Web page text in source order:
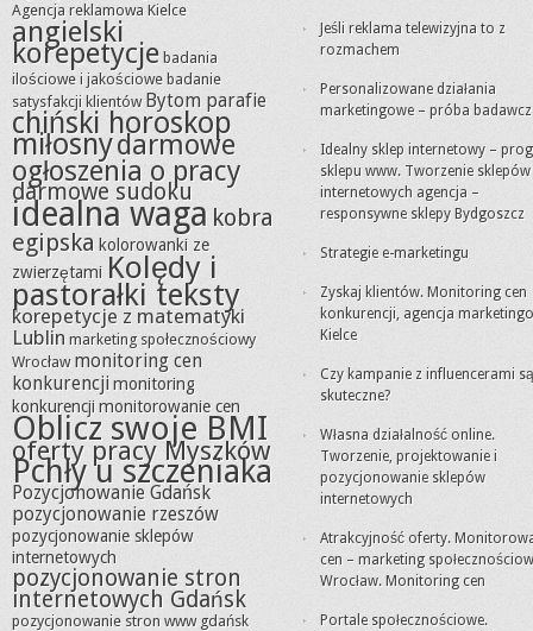
Agencja reklamowa Kielce
angielski
korepetycje badania
ilościowe i jakościowe badanie
satysfakcji klientów Bytom parafie
chiński horoskop
miłosnydarmowe
ogłoszenia o pracy
darmowe sudoku
idealna waga kobra
egipska kolorowanki ze
zwierzętami Kolędy i
pastorałki teksty
korepetycje z matematyki
Lublin marketing społecznościowy
Wrocław monitoring cen
konkurencjimonitoring
konkurencjimonitorowanie cen
Oblicz swoje BMI
oferty pracy Myszków
Pchły u szczeniaka
Pozycjonowanie Gdańsk
pozycjonowanie rzeszów
pozycjonowanie sklepów
internetowych
pozycjonowanie stron
internetowych Gdańsk
pozycjonowanie stron www gdańsk
Jeśli reklama telewizyjna to z
rozmachem
Personalizowane działania
marketingowe – próba
Idealny sklep internetowy –
sklepu www. Tworzenie sklepów
internetowych agencja –
responsywne sklepy Bydgoszcz
Strategie e-marketingu
Zyskaj klientów. Monitoring cen
konkurencji, agencja
Kielce
Czy kampanie z influencerami są
skuteczne?
Własna działalność online.
Tworzenie, projektowanie i
pozycjonowanie sklepów
internetowych
Atrakcyjność oferty.
cen – marketing
Wrocław. Monitoring cen
Portale społecznościowe.